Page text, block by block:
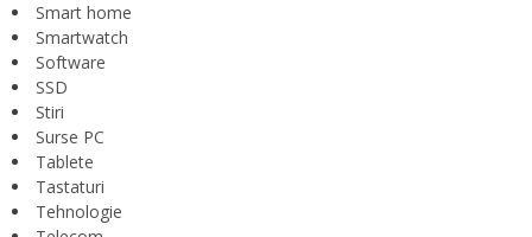
Smart home
Smartwatch
Software
SSD
Stiri
Surse PC
Tablete
Tastaturi
Tehnologie